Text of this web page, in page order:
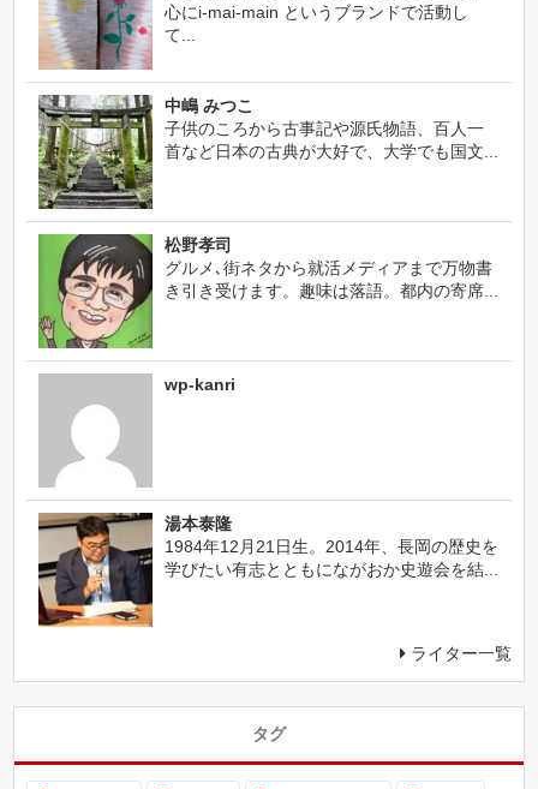
心にi-mai-main というブランドで活動し
て...
中嶋 みつこ
子供のころから古事記や源氏物語、百人一
首など日本の古典が大好で、大学でも国文...
松野孝司
グルメ､街ネタから就活メディアまで万物書
き引き受けます。趣味は落語。都内の寄席...
wp-kanri
湯本泰隆
1984年12月21日生。2014年、長岡の歴史を
学びたい有志とともにながおか史遊会を結...
ライター一覧
タグ